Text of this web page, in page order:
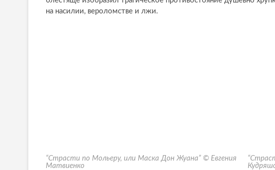
на насилии, вероломстве и лжи.
“Страсти по Мольеру, или Маска Дон Жуана” © Евгения
Матвиенко